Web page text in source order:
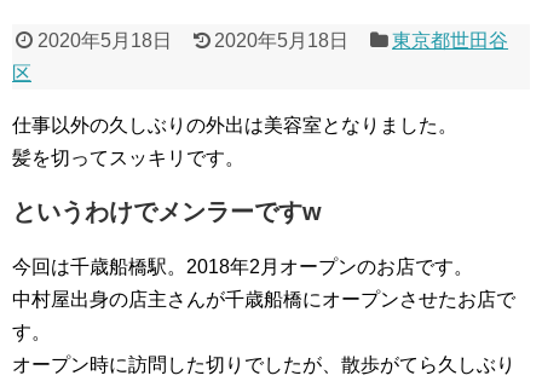
2020年5月18日 2020年5月18日
東京都世田谷
区
仕事以外の久しぶりの外出は美容室となりました。
髪を切ってスッキリです。
というわけでメンラーですw
今回は千歳船橋駅。2018年2月オープンのお店です。
中村屋出身の店主さんが千歳船橋にオープンさせたお店で
す。
オープン時に訪問した切りでしたが、散歩がてら久しぶり